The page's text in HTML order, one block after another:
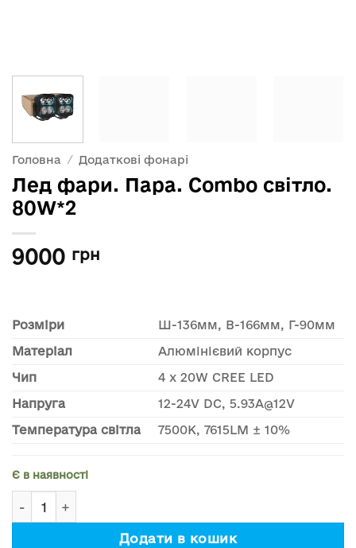
Головна / Додаткові фонарі
Лед фари. Пара. Combo світло.
80W*2
9000 грн
Розміри
Ш-136мм, В-166мм, Г-90мм
Матеріал
Алюмінієвий корпус
Чип
4 x 20W CREE LED
Напруга
12-24V DC, 5.93A@12V
Температура світла
7500К, 7615LM ± 10%
Є в наявності
Додати в кошик